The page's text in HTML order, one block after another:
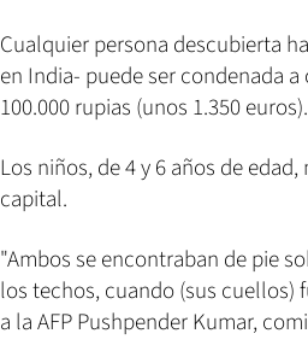
Cualquier persona descubierta
en India- puede ser condenada
100.000 rupias (unos 1.350 euros).
Los niños, de 4 y 6 años de
capital.
"Ambos se encontraban de pie
los techos, cuando (sus
a la AFP Pushpender Kumar,